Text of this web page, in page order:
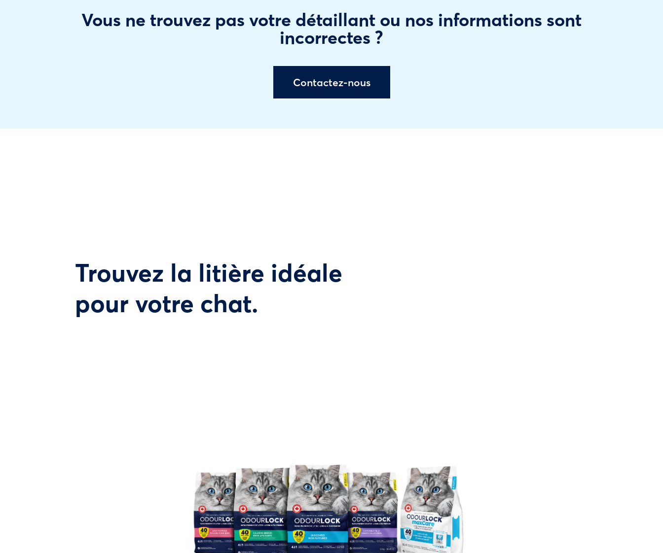
Vous ne trouvez pas votre détaillant ou nos informations sont
incorrectes ?
Contactez-nous
Trouvez la litière idéale
pour votre chat.